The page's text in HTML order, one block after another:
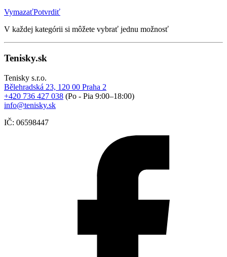
VymazaťPotvrdiť
V každej kategórii si môžete vybrať jednu možnosť
Tenisky.sk
Tenisky s.r.o.
Bělehradská 23, 120 00 Praha 2
+420 736 427 038 (Po - Pia 9:00–18:00)
info@tenisky.sk
IČ: 06598447